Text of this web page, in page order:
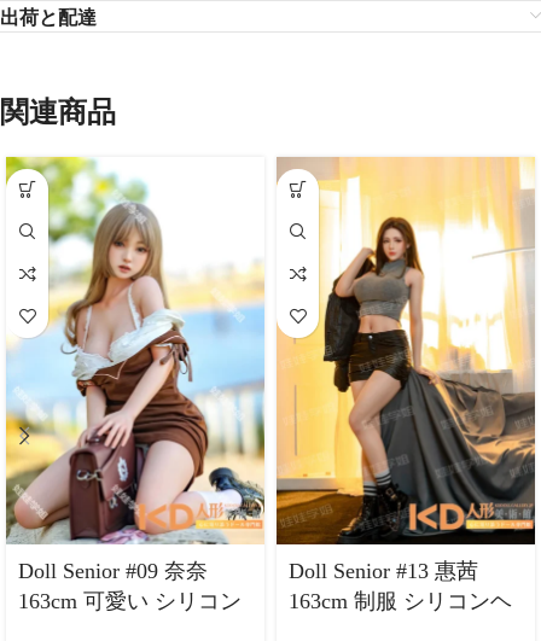
出荷と配達
関連商品
Doll Senior #09 奈奈
163cm 可愛い シリコン
Doll Senior #13 惠茜
163cm 制服 シリコンヘ